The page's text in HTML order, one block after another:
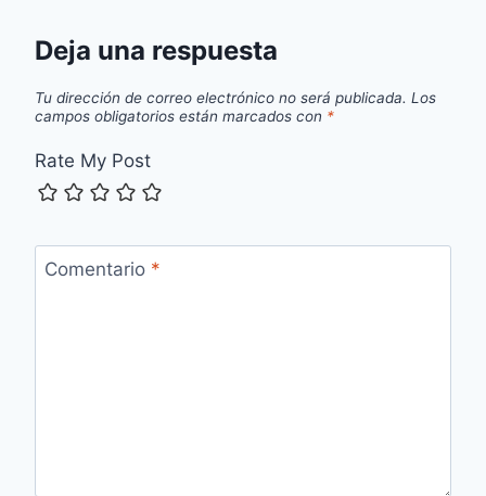
Deja una respuesta
Tu dirección de correo electrónico no será publicada. Los
campos obligatorios están marcados con *
Rate My Post
Comentario *